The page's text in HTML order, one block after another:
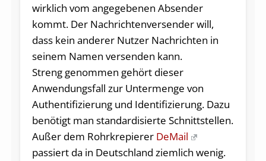
wirklich vom angegebenen Absender
kommt. Der Nachrichtenversender will,
dass kein anderer Nutzer Nachrichten in
seinem Namen versenden kann.
Streng genommen gehört dieser
Anwendungsfall zur Untermenge von
Authentifizierung und Identifizierung. Dazu
benötigt man standardisierte Schnittstellen.
Außer dem Rohrkrepierer DeMail
passiert da in Deutschland ziemlich wenig.